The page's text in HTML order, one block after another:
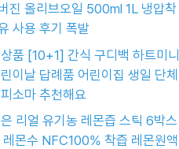
진 올리브오일 500ml 1L 냉압착
사용 후기 폭발
품 [10+1] 간식 구디백 하트미니
이날 답례품 어린이집 생일 단체
소마 추천해요
리얼 유기농 레몬즙 스틱 6박스
몬수 NFC100% 착즙 레몬원액